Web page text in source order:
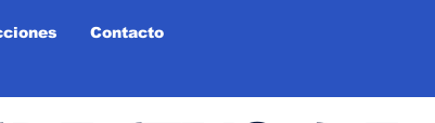
Contacto